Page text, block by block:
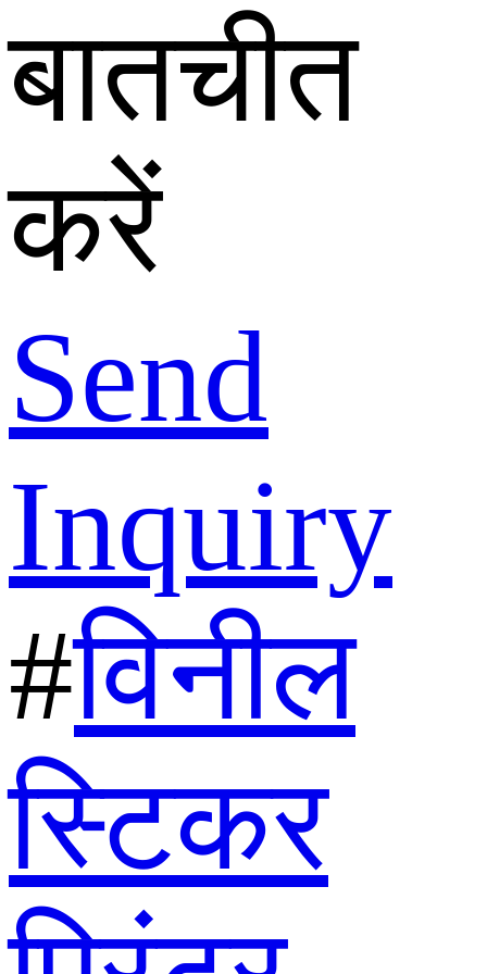
बातचीत
करें
Send
Inquiry
#विनील
स्टिकर